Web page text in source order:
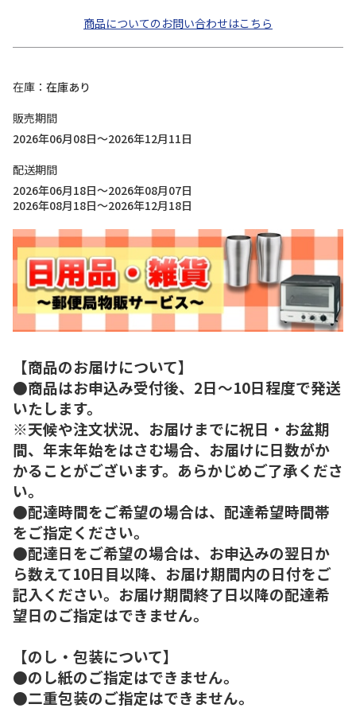
商品についてのお問い合わせはこちら
在庫
在庫あり
販売期間
2026年06月08日～2026年12月11日
配送期間
2026年06月18日～2026年08月07日
2026年08月18日～2026年12月18日
【商品のお届けについて】
●商品はお申込み受付後、2日～10日程度で発送
いたします。
※天候や注文状況、お届けまでに祝日・お盆期
間、年末年始をはさむ場合、お届けに日数がか
かることがございます。あらかじめご了承くださ
い。
●配達時間をご希望の場合は、配達希望時間帯
をご指定ください。
●配達日をご希望の場合は、お申込みの翌日か
ら数えて10日目以降、お届け期間内の日付をご
記入ください。お届け期間終了日以降の配達希
望日のご指定はできません。
【のし・包装について】
●のし紙のご指定はできません。
●二重包装のご指定はできません。